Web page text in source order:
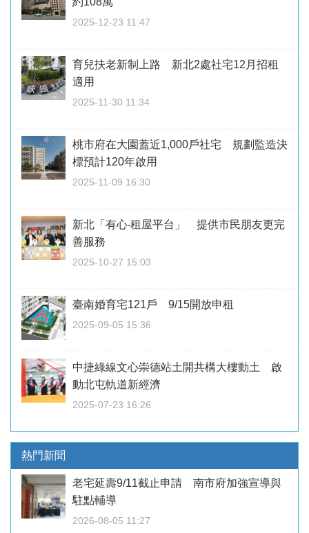
2025-12-23 11:47
育兒扶老新制上路 新北2處社宅12月招租
適用
2025-11-30 11:34
桃市府在大園蓋近1,000戶社宅 規劃監造決
標預計120年啟用
2025-11-09 16:30
新北「有心‧租屋平台」 提供市民朋友更完
善服務
2025-10-27 15:03
臺南婚育宅121戶 9/15開放申租
2025-09-05 15:36
中捷綠線文心崇德站土開共構大樓動土 啟
動北屯軌道新經濟
2025-07-23 16:26
熱門新聞
老宅延壽9/11截止申請 南市府加強宣導與
駐點輔導
2026-08-05 11:27